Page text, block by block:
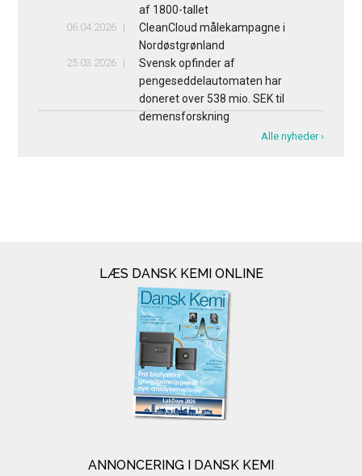
af 1800-tallet
06.04.2026
CleanCloud målekampagne i
Nordøstgrønland
25.03.2026
Svensk opfinder af
pengeseddelautomaten har
doneret over 538 mio. SEK til
demensforskning
Alle nyheder ›
LÆS DANSK KEMI ONLINE
ANNONCERING I DANSK KEMI